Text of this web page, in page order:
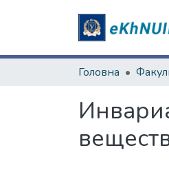
Головна